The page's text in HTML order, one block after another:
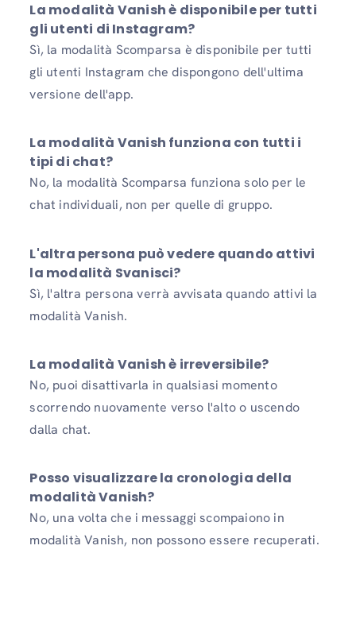
La modalità Vanish è disponibile per tutti
gli utenti di Instagram?
Sì, la modalità Scomparsa è disponibile per tutti
gli utenti Instagram che dispongono dell'ultima
versione dell'app.
La modalità Vanish funziona con tutti i
tipi di chat?
No, la modalità Scomparsa funziona solo per le
chat individuali, non per quelle di gruppo.
L'altra persona può vedere quando attivi
la modalità Svanisci?
Sì, l'altra persona verrà avvisata quando attivi la
modalità Vanish.
La modalità Vanish è irreversibile?
No, puoi disattivarla in qualsiasi momento
scorrendo nuovamente verso l'alto o uscendo
dalla chat.
Posso visualizzare la cronologia della
modalità Vanish?
No, una volta che i messaggi scompaiono in
modalità Vanish, non possono essere recuperati.